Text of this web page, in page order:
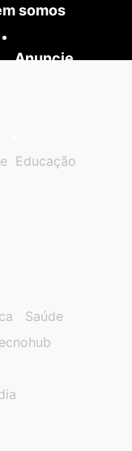
somos
Anuncie
Educação
Saúde